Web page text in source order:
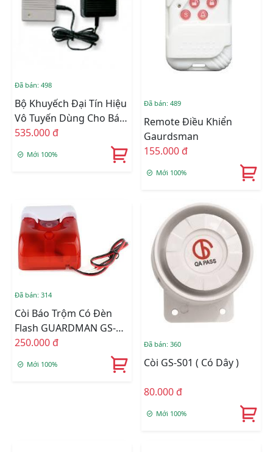
Đã bán: 498
Bộ Khuyếch Đại Tín Hiệu
Vô Tuyến Dùng Cho Báo
Trộm
535.000 đ
Mới 100%
Đã bán: 489
Remote Điều Khiển
Gaurdsman
155.000 đ
Mới 100%
Đã bán: 314
Còi Báo Trộm Có Đèn
Flash GUARDMAN GS-
S02 (có Dây)
250.000 đ
Mới 100%
Đã bán: 360
Còi GS-S01 ( Có Dây )
80.000 đ
Mới 100%